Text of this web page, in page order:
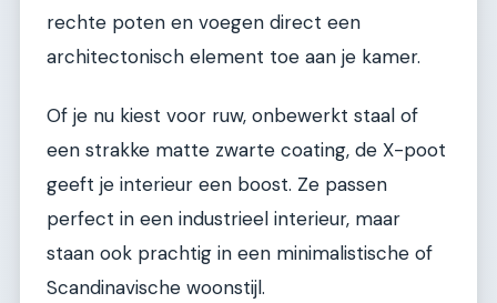
rechte poten en voegen direct een
architectonisch element toe aan je kamer.
Of je nu kiest voor ruw, onbewerkt staal of
een strakke matte zwarte coating, de X-poot
geeft je interieur een boost. Ze passen
perfect in een industrieel interieur, maar
staan ook prachtig in een minimalistische of
Scandinavische woonstijl.